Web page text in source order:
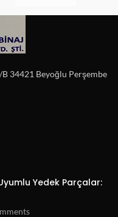
B 34421 Beyoğlu Perşembe
Yedek Parçalar: